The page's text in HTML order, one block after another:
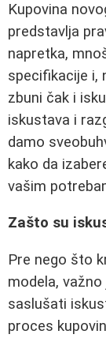
Kupovina
predstavlja
napretka,
specifikacije i,
zbuni čak i
iskustava i
damo
kako da
vašim
Zašto su
Pre nego što
modela,
saslušati
proces